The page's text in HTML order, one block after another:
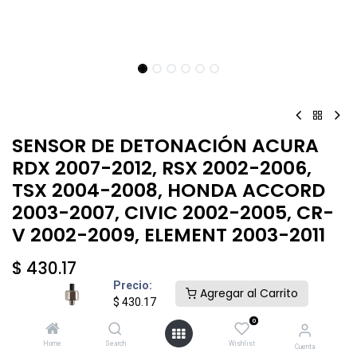
Precio:
$ 430.17
Agregar al Carrito
Home Search
0
Wishlist Cuenta
SENSOR DE DETONACIÓN ACURA
RDX 2007-2012, RSX 2002-2006,
TSX 2004-2008, HONDA ACCORD
2003-2007, CIVIC 2002-2005, CR-
V 2002-2009, ELEMENT 2003-2011
$ 430.17